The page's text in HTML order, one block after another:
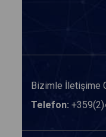
Bizimle İletişime
Telefon: